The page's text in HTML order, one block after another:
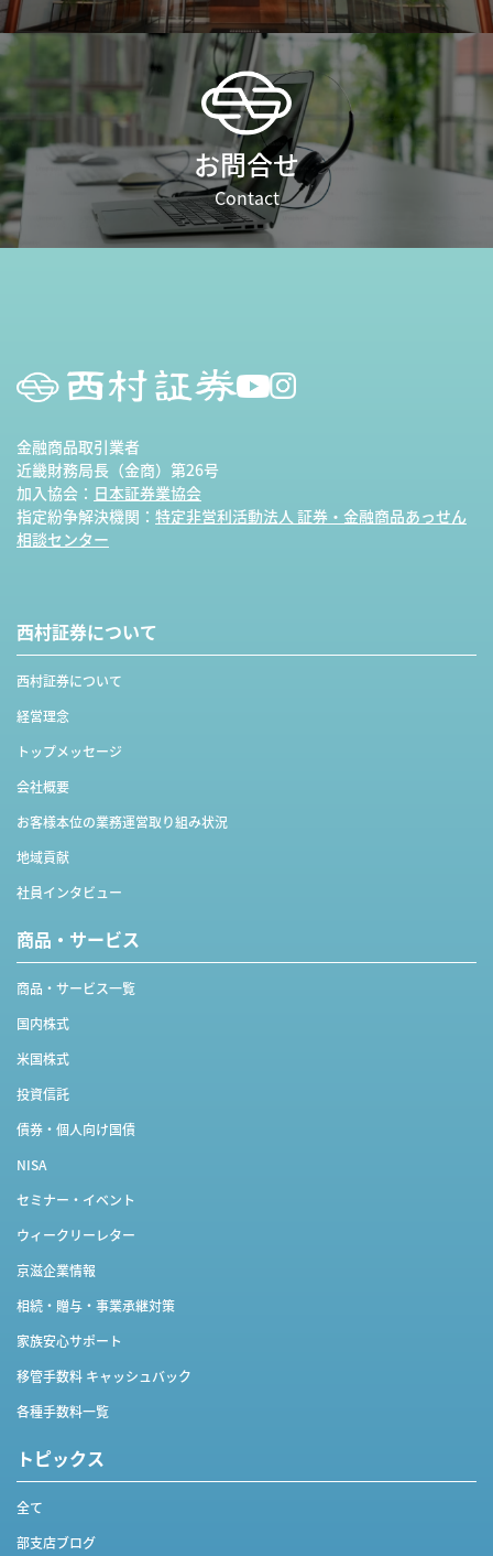
お問合せ
Contact
金融商品取引業者
近畿財務局長（金商）第26号
加入協会： 日本証券業協会
指定紛争解決機関： 特定非営利活動法人 証券・金融商品あっせん
相談センター
西村証券について
西村証券について
経営理念
トップメッセージ
会社概要
お客様本位の業務運営取り組み状況
地域貢献
社員インタビュー
商品・サービス
商品・サービス一覧
国内株式
米国株式
投資信託
債券・個人向け国債
NISA
セミナー・イベント
ウィークリーレター
京滋企業情報
相続・贈与・事業承継対策
家族安心サポート
移管手数料 キャッシュバック
各種手数料一覧
トピックス
全て
部支店ブログ